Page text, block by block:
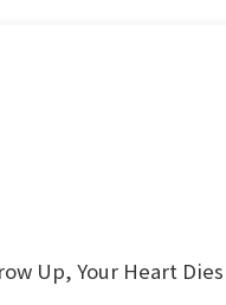
Up, Your Heart Dies